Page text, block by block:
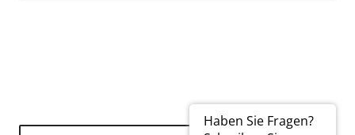
Haben Sie Fragen?